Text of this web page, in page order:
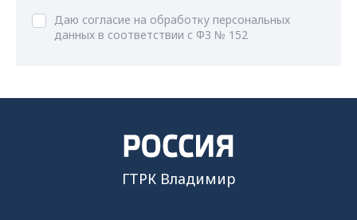
Даю согласие на обработку персональных
данных в соответствии с ФЗ № 152
ГТРК Владимир